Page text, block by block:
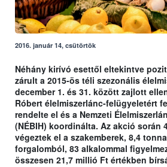
2016. január 14, csütörtök
Néhány kirívó esettől eltekintve
zárult a 2015-ös téli szezonális
december 1. és 31. között zajlott
Róbert élelmiszerlánc-felügyeletért
rendelte el és a Nemzeti
(NÉBIH) koordinálta. Az akció során
végeztek el a szakemberek, 8,4
forgalomból, 83 alkalommal
összesen 21,7 millió Ft értékben